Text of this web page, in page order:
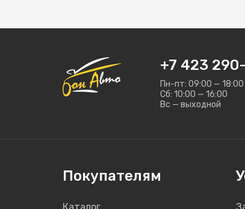
+7 423
Пн-пт: 09:00 — 18:00
Сб: 10:00 — 16:00
Вс — выходной
Покупателям